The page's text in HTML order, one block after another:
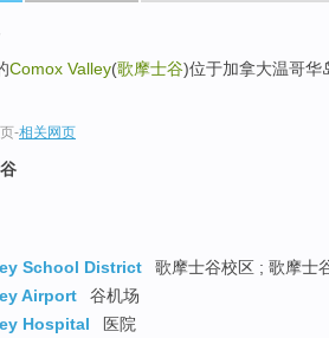
Comox Valley(歌摩士谷)位于加拿大温哥华
-相关网页
School District
歌摩士谷校区 ; 歌摩士
Airport
谷机场
Hospital
医院